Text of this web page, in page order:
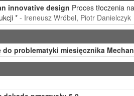
innovative design Proces tłoczenia na
* - Ireneusz Wróbel, Piotr Danielczyk
problematyki miesięcznika